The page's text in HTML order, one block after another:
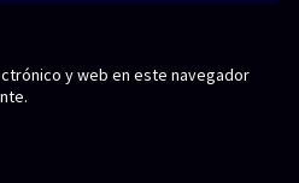
y web en este navegador